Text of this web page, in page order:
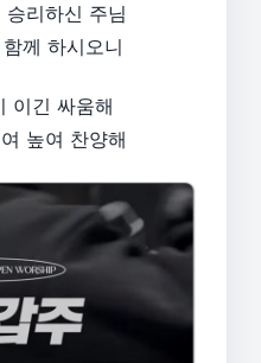
리하신 주님
께 하시오니
이긴 싸움해
높여 찬양해